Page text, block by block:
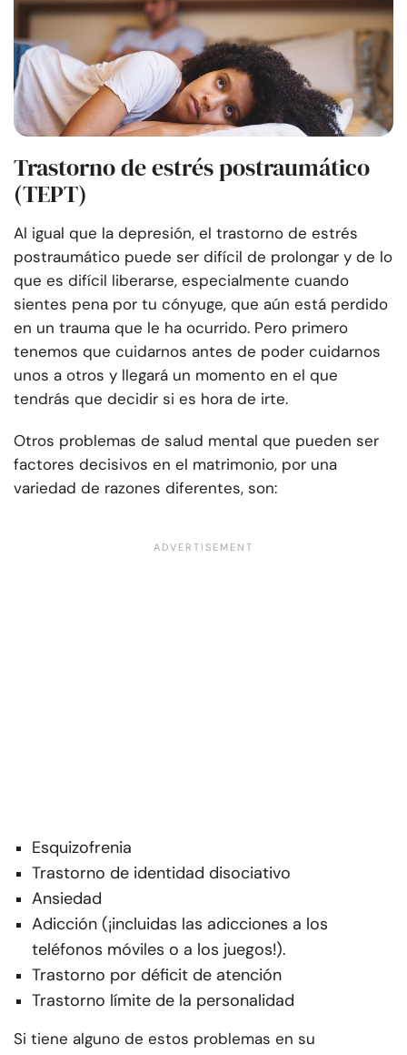
Trastorno de estrés postraumático
(TEPT)
Al igual que la depresión, el trastorno de estrés
postraumático puede ser difícil de prolongar y de lo
que es difícil liberarse, especialmente cuando
sientes pena por tu cónyuge, que aún está perdido
en un trauma que le ha ocurrido. Pero primero
tenemos que cuidarnos antes de poder cuidarnos
unos a otros y llegará un momento en el que
tendrás que decidir si es hora de irte.
Otros problemas de salud mental que pueden ser
factores decisivos en el matrimonio, por una
variedad de razones diferentes, son:
Esquizofrenia
Trastorno de identidad disociativo
Ansiedad
Adicción (¡incluidas las adicciones a los
teléfonos móviles o a los juegos!).
Trastorno por déficit de atención
Trastorno límite de la personalidad
Si tiene alguno de estos problemas en su